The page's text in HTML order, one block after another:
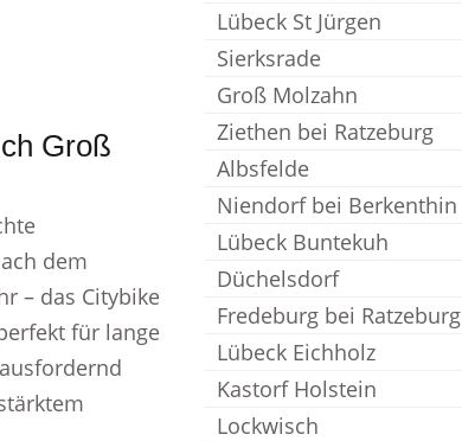
Groß
dem
– das Citybike
für lange
Lübeck St Jürgen
Sierksrade
Groß Molzahn
Ziethen bei Ratzeburg
Albsfelde
Niendorf bei Berkenthin
Lübeck Buntekuh
Düchelsdorf
Fredeburg bei Ratzeburg
Lübeck Eichholz
Kastorf Holstein
Lockwisch